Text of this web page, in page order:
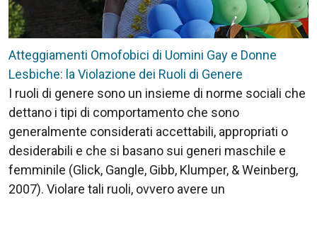
Atteggiamenti Omofobici di Uomini Gay e Donne
Lesbiche: la Violazione dei Ruoli di Genere
I ruoli di genere sono un insieme di norme sociali che
dettano i tipi di comportamento che sono
generalmente considerati accettabili, appropriati o
desiderabili e che si basano sui generi maschile e
femminile (Glick, Gangle, Gibb, Klumper, & Weinberg,
2007). Violare tali ruoli, ovvero avere un